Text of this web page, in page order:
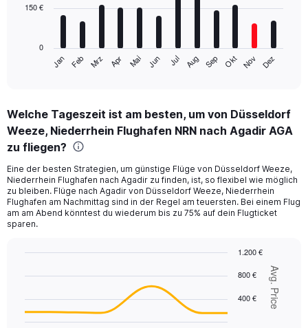
The
Range:
12
categories.
chart
has
1
Y
axis
450.
Jan Feb Mrz Apr Mai Jun Jul Aug Sep Okt Nov Dez
0
150 €
Welche Tageszeit ist am besten, um von Düsseldorf
Weeze, Niederrhein Flughafen NRN nach Agadir AGA
zu fliegen?
Eine der besten Strategien, um günstige Flüge von Düsseldorf Weeze,
Niederrhein Flughafen nach Agadir zu finden, ist, so flexibel wie möglich
zu bleiben. Flüge nach Agadir von Düsseldorf Weeze, Niederrhein
Flughafen am Nachmittag sind in der Regel am teuersten. Bei einem Flug
am am Abend könntest du wiederum bis zu 75% auf dein Flugticket
sparen.
chart
data
points.
graphic.
Avg. Price
400 €
800 €
1.200 €